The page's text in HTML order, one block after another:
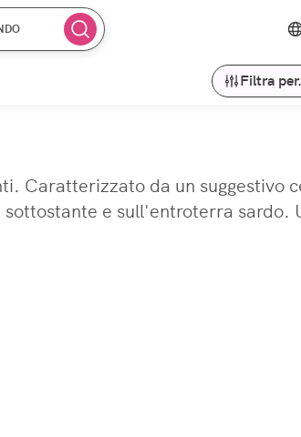
Filtra
Caratterizzato da un suggestivo
e sull'entroterra sardo.